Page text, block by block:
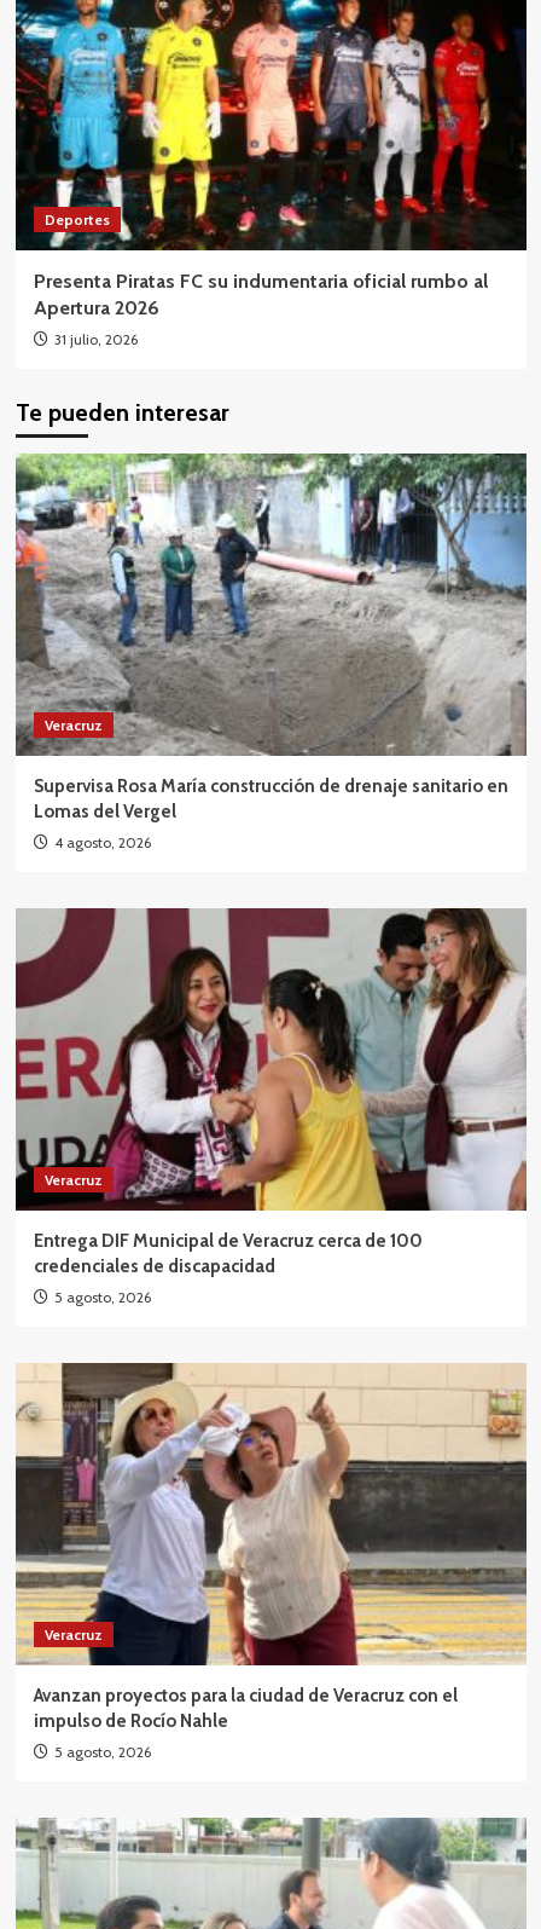
Deportes
Presenta Piratas FC su indumentaria oficial rumbo al
Apertura 2026
31 julio, 2026
Te pueden interesar
Veracruz
Supervisa Rosa María construcción de drenaje sanitario en
Lomas del Vergel
4 agosto, 2026
Veracruz
Entrega DIF Municipal de Veracruz cerca de 100
credenciales de discapacidad
5 agosto, 2026
Veracruz
Avanzan proyectos para la ciudad de Veracruz con el
impulso de Rocío Nahle
5 agosto, 2026